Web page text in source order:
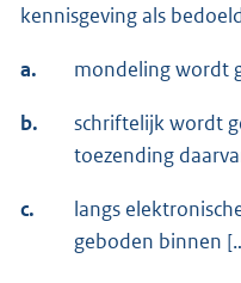
kennisgeving als
a. mondeling wordt
b.
schriftelijk wordt
toezending
c.
langs
geboden binnen